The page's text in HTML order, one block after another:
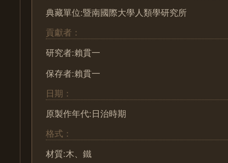
典藏單位:暨南國際大學人類學研究所
貢獻者：
研究者:賴貫一
保存者:賴貫一
日期：
原製作年代:日治時期
格式：
材質:木、鐵